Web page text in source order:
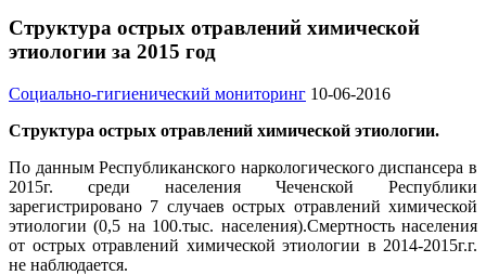
Структура острых отравлений химической
этиологии за 2015 год
Социально-гигиенический мониторинг 10-06-2016
Структура острых отравлений химической этиологии.
По данным Республиканского наркологического диспансера в
2015г. среди населения Чеченской Республики
зарегистрировано 7 случаев острых отравлений химической
этиологии (0,5 на 100.тыс. населения).Смертность населения
от острых отравлений химической этиологии в 2014-2015г.г.
не наблюдается.